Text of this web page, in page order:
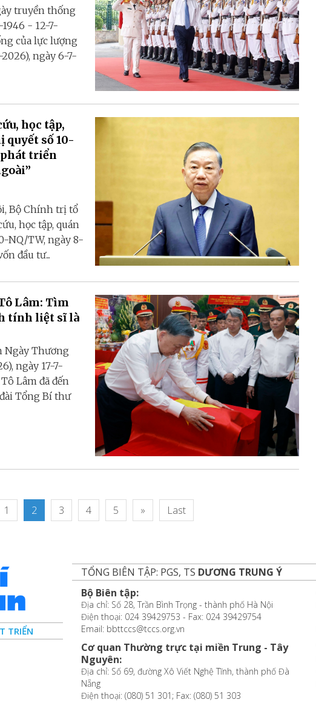
truyền thống
- 12-7-
của lực lượng
ngày 6-7-
học tập,
số 10-
phát triển
Bộ Chính trị tổ
học tập, quán
NQ/TW, ngày 8-
đầu tư...
Lâm: Tìm
tính liệt sĩ là
Ngày Thương
ngày 17-7-
Lâm đã đến
Tổng Bí thư
1 2 3 4 5 » Last
TRIỂN
TỔNG BIÊN TẬP: PGS, TS DƯƠNG TRUNG Ý
Bộ Biên tập:
Địa chỉ: Số 28, Trần Bình Trọng - thành phố Hà Nội
Điện thoại: 024 39429753 - Fax: 024 39429754
Email: bbttccs@tccs.org.vn
Cơ quan Thường trực tại miền Trung - Tây
Nguyên:
Địa chỉ: Số 69, đường Xô Viết Nghệ Tĩnh, thành phố Đà
Nẵng
Điện thoại: (080) 51 301; Fax: (080) 51 303